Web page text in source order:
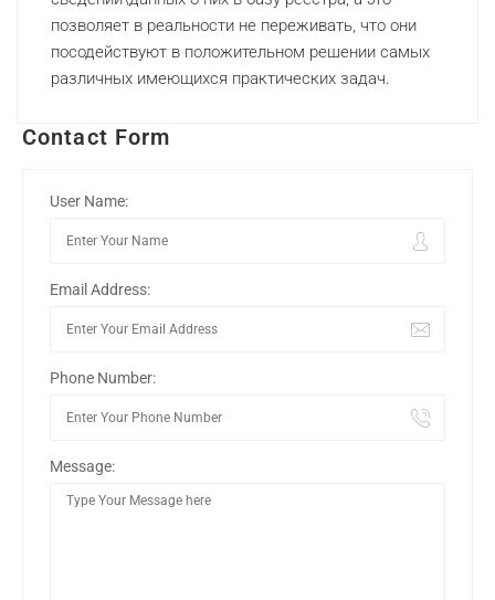
позволяет в реальности не переживать, что они
посодействуют в положительном решении самых
различных имеющихся практических задач.
Contact Form
User Name:
Email Address:
Phone Number:
Message: